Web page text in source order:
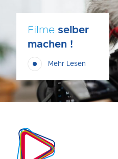
Filme selber
machen !
Mehr Lesen